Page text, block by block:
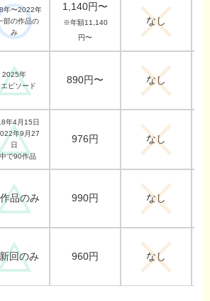
年〜2022年
部の作品の
み
1,140円〜
※年額11,140
円〜
なし
2025年
ピソード
890円〜 なし
年4月15日
年9月27
日
で90作品
976円 なし
品のみ 990円 なし
回のみ 960円 なし